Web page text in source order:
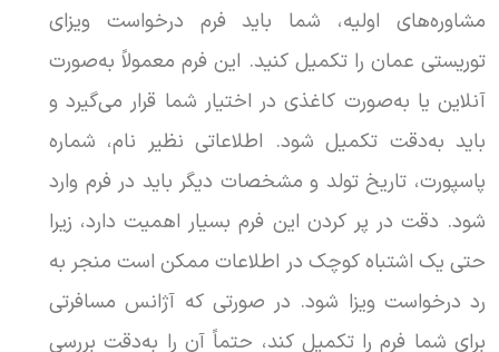
مشاوره‌های اولیه، شما باید فرم درخواست ویزای
توریستی عمان را تکمیل کنید. این فرم معمولاً به‌صورت
آنلاین یا به‌صورت کاغذی در اختیار شما قرار می‌گیرد و
باید به‌دقت تکمیل شود. اطلاعاتی نظیر نام، شماره
پاسپورت، تاریخ تولد و مشخصات دیگر باید در فرم وارد
شود. دقت در پر کردن این فرم بسیار اهمیت دارد، زیرا
حتی یک اشتباه کوچک در اطلاعات ممکن است منجر به
رد درخواست ویزا شود. در صورتی که آژانس مسافرتی
برای شما فرم را تکمیل کند، حتماً آن را به‌دقت بررسی